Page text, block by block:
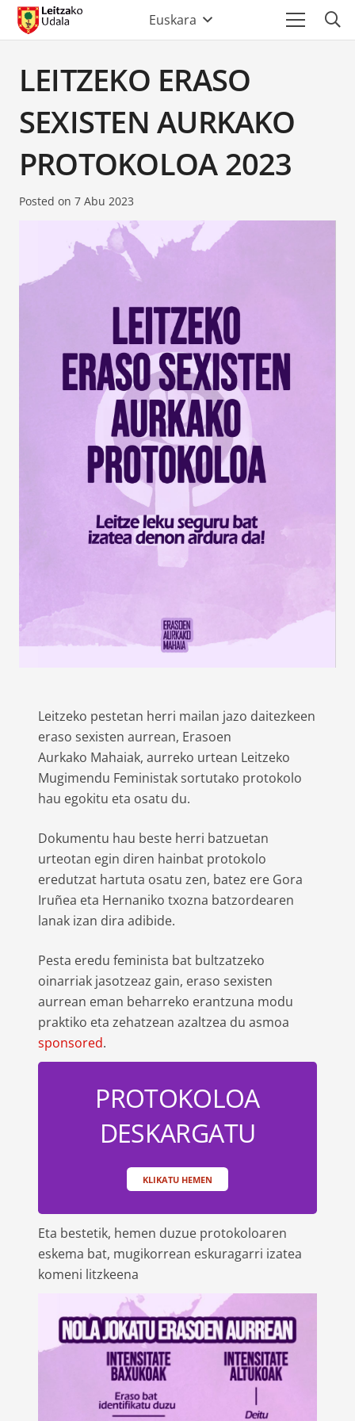
Euskara
LEITZEKO ERASO
SEXISTEN AURKAKO
PROTOKOLOA 2023
Posted on 7 Abu 2023
Leitzeko pestetan herri mailan jazo daitezkeen
eraso sexisten aurrean, Erasoen
Aurkako Mahaiak, aurreko urtean Leitzeko
Mugimendu Feministak sortutako protokolo
hau egokitu eta osatu du.
Dokumentu hau beste herri batzuetan
urteotan egin diren hainbat protokolo
eredutzat hartuta osatu zen, batez ere Gora
Iruñea eta Hernaniko txozna batzordearen
lanak izan dira adibide.
Pesta eredu feminista bat bultzatzeko
oinarriak jasotzeaz gain, eraso sexisten
aurrean eman beharreko erantzuna modu
praktiko eta zehatzean azaltzea du asmoa
sponsored.
PROTOKOLOA
DESKARGATU
KLIKATU HEMEN
Eta bestetik, hemen duzue protokoloaren
eskema bat, mugikorrean eskuragarri izatea
komeni litzkeena